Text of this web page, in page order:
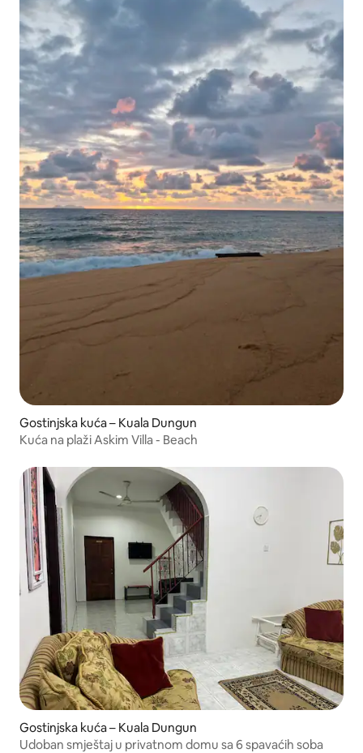
Gostinjska kuća – Kuala Dungun
Kuća na plaži Askim Villa - Beach
Gostinjska kuća – Kuala Dungun
Udoban smještaj u privatnom domu sa 6 spavaćih soba